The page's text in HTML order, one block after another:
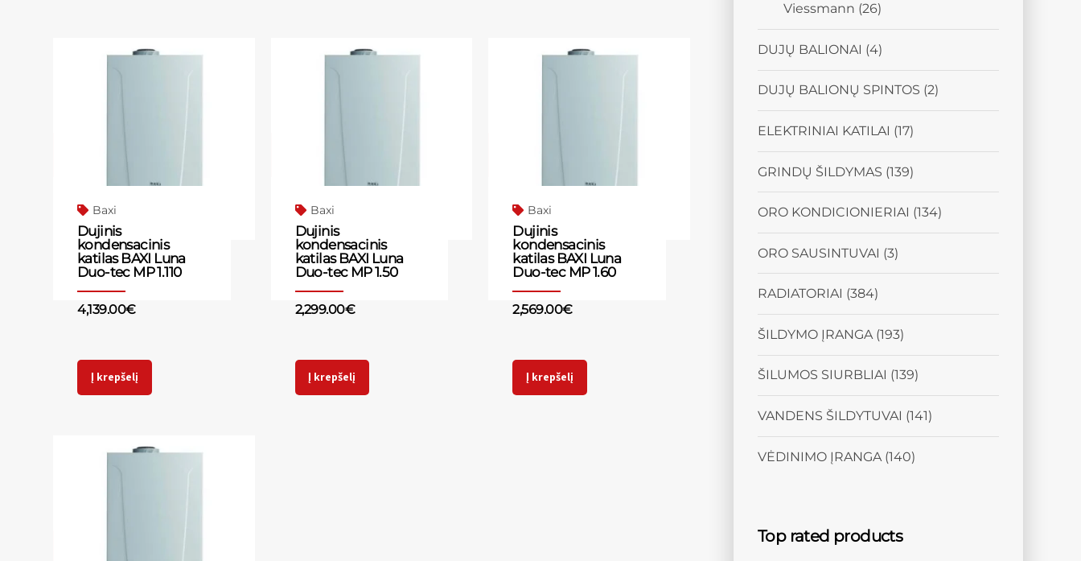
Baxi
Dujinis
kondensacinis
katilas BAXI Luna
Duo-tec MP 1.110
4,139.00€
Į krepšelį
Baxi
Dujinis
kondensacinis
katilas BAXI Luna
Duo-tec MP 1.50
2,299.00€
Į krepšelį
Baxi
Dujinis
kondensacinis
katilas BAXI Luna
Duo-tec MP 1.60
2,569.00€
Į krepšelį
Viessmann (26)
DUJŲ BALIONAI (4)
DUJŲ BALIONŲ SPINTOS (2)
ELEKTRINIAI KATILAI (17)
GRINDŲ ŠILDYMAS (139)
ORO KONDICIONIERIAI (134)
ORO SAUSINTUVAI (3)
RADIATORIAI (384)
ŠILDYMO ĮRANGA (193)
ŠILUMOS SIURBLIAI (139)
VANDENS ŠILDYTUVAI (141)
VĖDINIMO ĮRANGA (140)
Top rated products